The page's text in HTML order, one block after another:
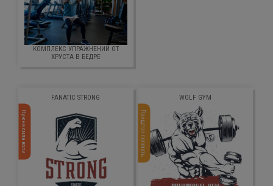
КОМПЛЕКС УПРАЖНЕНИЙ ОТ
ХРУСТА В БЕДРЕ
FANATIC STRONG
Нужна сила воли
WOLF GYM
Придется попотеть